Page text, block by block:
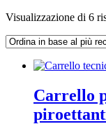
Visualizzazione di 6
Carrello